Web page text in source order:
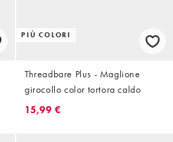
PIÙ COLORI
Threadbare Plus - Maglione
girocollo color tortora caldo
15,99 €